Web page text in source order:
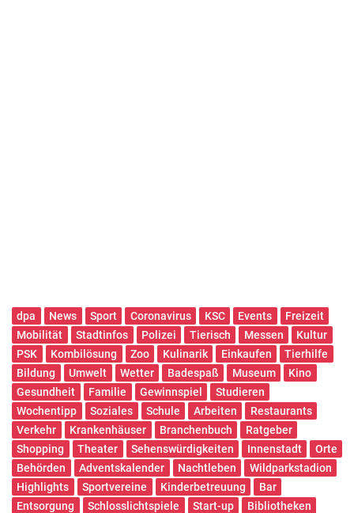
dpa News Sport Coronavirus KSC Events
Freizeit
Mobilität
Stadtinfos Polizei Tierisch Messen
Kultur
PSK
Kombilösung Zoo Kulinarik Einkaufen
Tierhilfe
Bildung
Umwelt Wetter Badespaß Museum
Kino
Gesundheit
Familie Gewinnspiel
Studieren
Wochentipp
Soziales Schule Arbeiten
Restaurants
Verkehr
Krankenhäuser Branchenbuch
Ratgeber
Shopping
Theater Sehenswürdigkeiten Innenstadt
Orte
Behörden
Adventskalender Nachtleben
Wildparkstadion
Highlights
Sportvereine Kinderbetreuung
Bar
Entsorgung
Schlosslichtspiele Start-up
Bibliotheken